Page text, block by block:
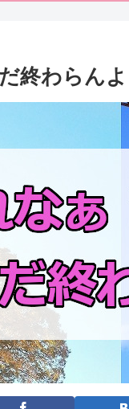
終わらんよ